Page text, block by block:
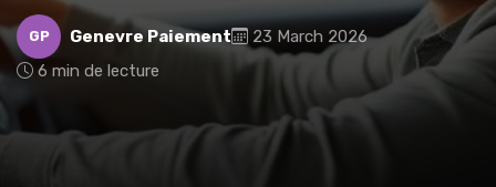
GP Genevre Paiement
23 March 2026
6 min de lecture